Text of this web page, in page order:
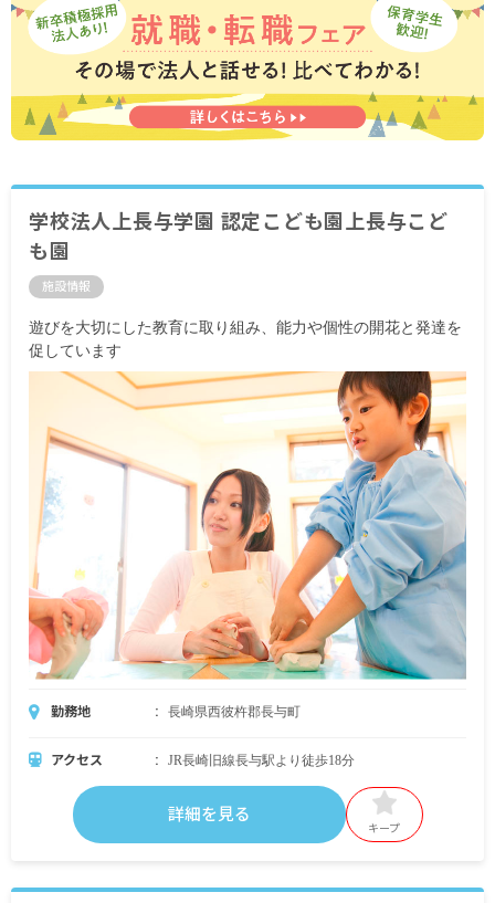
学校法人上長与学園 認定こども園上長与こど
も園
施設情報
遊びを大切にした教育に取り組み、能力や個性の開花と発達を
促しています
勤務地 長崎県西彼杵郡長与町
アクセス JR長崎旧線長与駅より徒歩18分
詳細を見る
キープ